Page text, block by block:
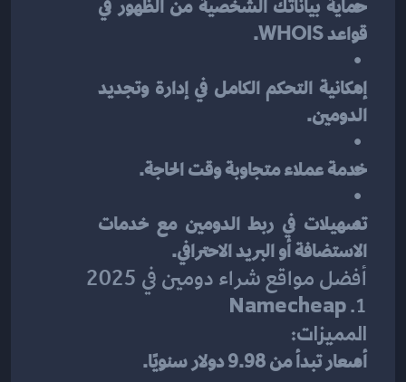
قواعد WHOIS.
إمكانية التحكم الكامل في إدارة وتجديد
الدومين.
خدمة عملاء متجاوبة وقت الحاجة.
الاستضافة أو البريد الاحترافي.
أفضل مواقع شراء دومين في 2025
1.
Namecheap
المميزات:
أسعار تبدأ من 9.98 دولار سنويًا.